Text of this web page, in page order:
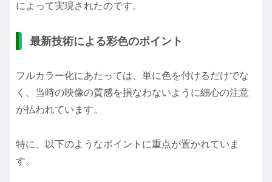
によって実現されたのです。
最新技術による彩色のポイント
フルカラー化にあたっては、単に色を付けるだけでな
く、当時の映像の質感を損なわないように細心の注意
が払われています。
特に、以下のようなポイントに重点が置かれていま
す。